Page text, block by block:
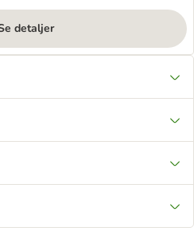
detaljer